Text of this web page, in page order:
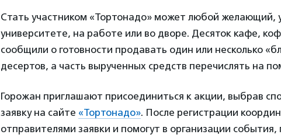
Стать участником «Тортонадо» может любой желающий,
университете, на работе или во дворе. Десяток кафе,
сообщили о готовности продавать один или несколько
десертов, а часть вырученных средств перечислять на
Горожан приглашают присоединиться к акции, выбрав
заявку на сайте «Тортонадо». После регистрации
отправителями заявки и помогут в организации